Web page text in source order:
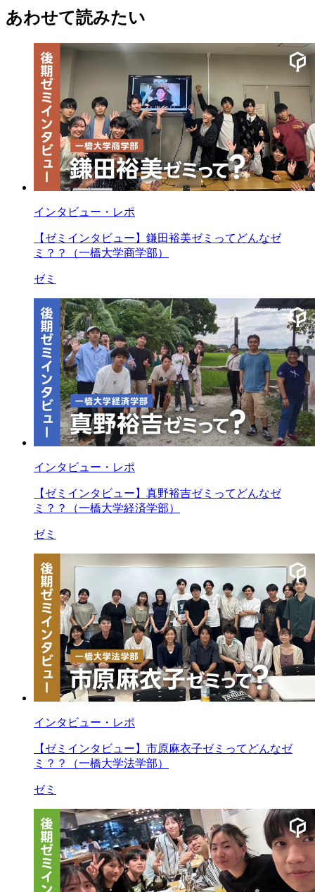
あわせて読みたい
インタビュー・レポ
【ゼミインタビュー】鎌田裕美ゼミってどんなゼ
ミ？？（一橋大学商学部）
ゼミ
インタビュー・レポ
【ゼミインタビュー】真野裕吉ゼミってどんなゼ
ミ？？（一橋大学経済学部）
ゼミ
インタビュー・レポ
【ゼミインタビュー】市原麻衣子ゼミってどんなゼ
ミ？？（一橋大学法学部）
ゼミ